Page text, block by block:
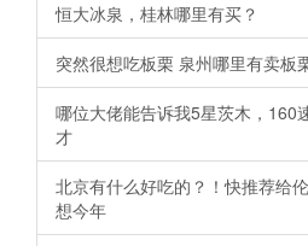
恒大冰泉，桂林哪里有买？
突然很想吃板栗 泉州哪里有卖板
哪位大佬能告诉我5星茨木，160
才
北京有什么好吃的？！快推荐给
想今年